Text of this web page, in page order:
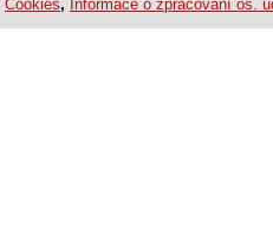
Cookies, Informace o zpracování os.